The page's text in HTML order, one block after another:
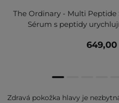
The Ordinary - Multi Peptide
Sérum s peptidy
649,00
Zdravá pokožka hlavy je